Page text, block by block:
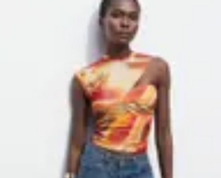
TechniquesTechniques de Plongée